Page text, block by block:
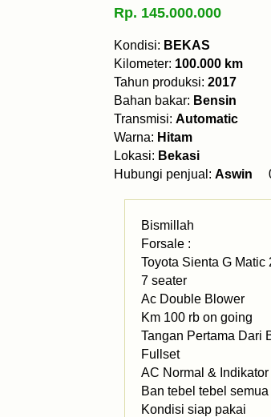
Rp. 145.000.000
Kondisi: BEKAS
Kilometer: 100.000 km
Tahun produksi: 2017
Bahan bakar: Bensin
Transmisi: Automatic
Warna: Hitam
Lokasi: Bekasi
Hubungi penjual: Aswin
Bismillah
Forsale :
Toyota Sienta G Matic
7 seater
Ac Double Blower
Km 100 rb on going
Tangan Pertama Dari
Fullset
AC Normal & Indikator
Ban tebel tebel semua
Kondisi siap pakai